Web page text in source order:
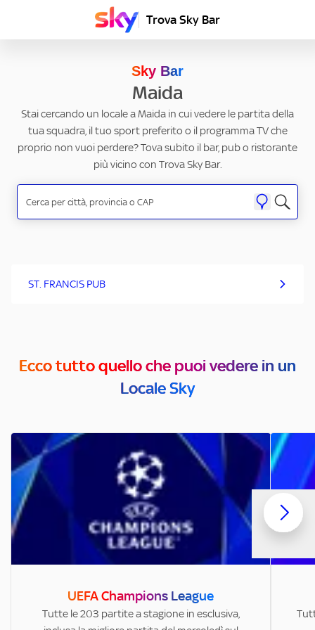
Trova Sky Bar
Sky Bar
Maida
Stai cercando un locale a Maida in cui vedere le partita della
tua squadra, il tuo sport preferito o il programma TV che
proprio non vuoi perdere? Tova subito il bar, pub o ristorante
più vicino con Trova Sky Bar.
ST. FRANCIS PUB
Ecco tutto quello che puoi vedere in un
Locale Sky
UEFA Champions League
Tutte le 203 partite a stagione in esclusiva,